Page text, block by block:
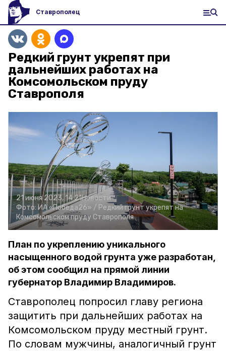
Ставрополец
Редкий грунт укрепят при
дальнейших работах на
Комсомольском пруду
Ставрополя
21 июня 2023, 14:21Новости
Фото:ИА «Победа26» / Редкий грунт укрепят на
Комсомольском пруду Ставрополя
План по укреплению уникального
насыщенного водой грунта уже разработан,
об этом сообщил на прямой линии
губернатор Владимир Владимиров.
Ставрополец попросил главу региона
защитить при дальнейших работах на
Комсомольском пруду местный грунт.
По словам мужчины, аналогичный грунт